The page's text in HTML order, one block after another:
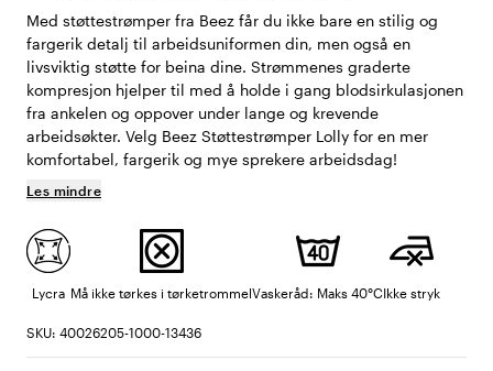
Med støttestrømper fra Beez får du ikke bare en stilig og
fargerik detalj til arbeidsuniformen din, men også en
livsviktig støtte for beina dine. Strømmenes graderte
kompresjon hjelper til med å holde i gang blodsirkulasjonen
fra ankelen og oppover under lange og krevende
arbeidsøkter. Velg Beez Støttestrømper Lolly for en mer
komfortabel, fargerik og mye sprekere arbeidsdag!
Les mindre
Lycra Må ikke tørkes i tørketrommelVaskeråd: Maks 40°CIkke stryk
SKU: 40026205-1000-13436